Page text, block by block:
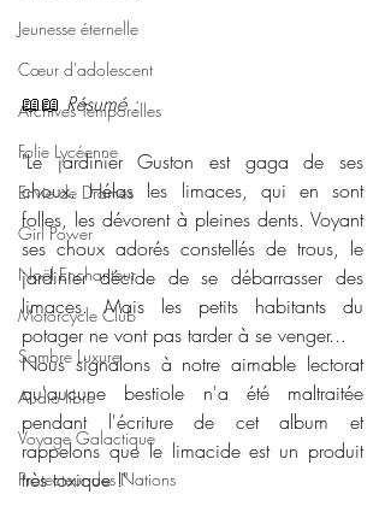
Jeunesse éternelle
Cœur d'adolescent
Archives Temporelles
Folie Lycéenne
Envie de Drames
Girl Power
Noël Enchanteur
Motorcycle Club
Sombre Luxure
Audio libre
Voyage Galactique
Protecteur des Nations
📖📖 Résumé :
"Le jardinier Guston est gaga de ses
choux. Hélas les limaces, qui en sont
folles, les dévorent à pleines dents. Voyant
ses choux adorés constellés de trous, le
jardinier décide de se débarrasser des
limaces. Mais les petits habitants du
potager ne vont pas tarder à se venger...
Nous signalons à notre aimable lectorat
qu'aucune bestiole n'a été maltraitée
pendant l'écriture de cet album et
rappelons que le limacide est un produit
très toxique !"